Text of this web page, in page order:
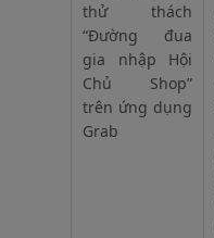
thử thách
“Đường đua
gia nhập Hội
Chủ Shop”
trên ứng dụng
Grab